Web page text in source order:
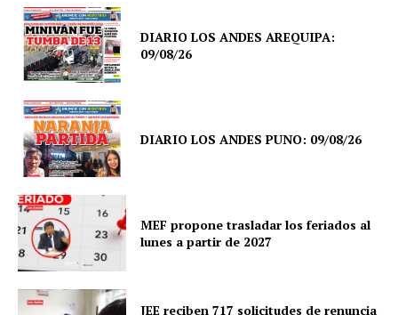
DIARIO LOS ANDES AREQUIPA:
09/08/26
DIARIO LOS ANDES PUNO: 09/08/26
MEF propone trasladar los feriados al
lunes a partir de 2027
JEE reciben 717 solicitudes de renuncia